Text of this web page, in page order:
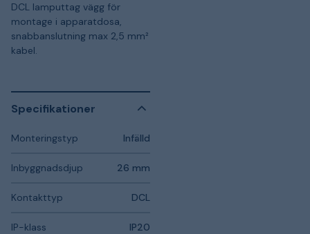
DCL lamputtag vägg för
montage i apparatdosa,
snabbanslutning max 2,5 mm²
kabel.
Specifikationer
Monteringstyp Infälld
Inbyggnadsdjup 26 mm
Kontakttyp DCL
IP-klass IP20